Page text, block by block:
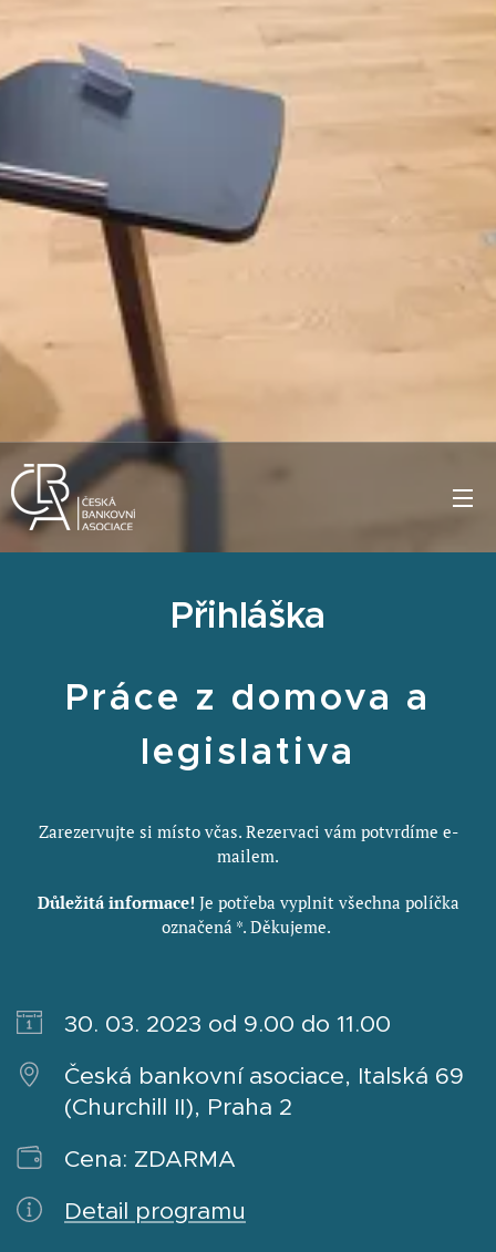
Přihláška
Práce z domova a
legislativa
Zarezervujte si místo včas. Rezervaci vám potvrdíme e-
mailem.
Důležitá informace! Je potřeba vyplnit všechna políčka
označená *. Děkujeme.
30. 03. 2023 od 9.00 do 11.00
Česká bankovní asociace, Italská 69
(Churchill II), Praha 2
Cena: ZDARMA
Detail programu